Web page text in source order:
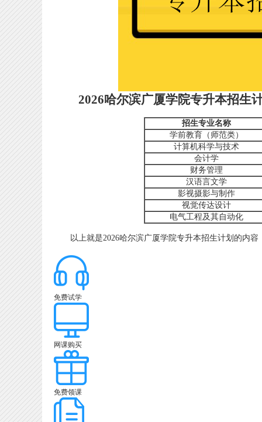
2026哈尔滨广厦学院专升本招生
招生专业名称
学前教育（师范类）
计算机科学与技术
会计学
财务管理
汉语言文学
影视摄影与制作
视觉传达设计
电气工程及其自动化
以上就是2026哈尔滨广厦学院专升本招生计划的内容
免费试学
网课购买
免费领课